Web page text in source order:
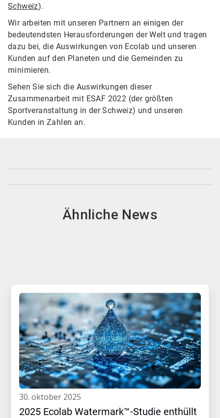
Schweiz).
Wir arbeiten mit unseren Partnern an einigen der
bedeutendsten Herausforderungen der Welt und tragen
dazu bei, die Auswirkungen von Ecolab und unseren
Kunden auf den Planeten und die Gemeinden zu
minimieren.
Sehen Sie sich die Auswirkungen dieser
Zusammenarbeit mit ESAF 2022 (der größten
Sportveranstaltung in der Schweiz) und unseren
Kunden in Zahlen an.
Ähnliche News
30. oktober 2025
2025 Ecolab Watermark™-Studie enthüllt